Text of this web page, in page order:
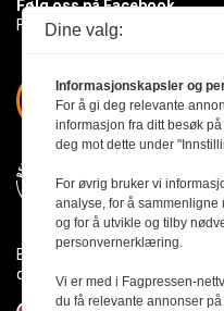
Følg oss på Facebook
Få med deg det siste innen
Byggmesteren følger Vær
den er nedfelt i
Dine valg:
Informasjonskapsler og
For å gi deg relevante
informasjon fra ditt besøk
deg mot dette under
For øvrig bruker vi
analyse, for å
og for å utvikle og tilby
personvernerklæring.
Vi er med i Fagpressen-
du få relevante annonser